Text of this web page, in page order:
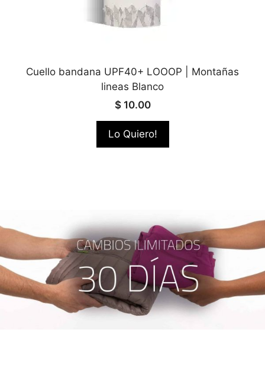
Cuello bandana UPF40+ LOOOP | Montañas
lineas Blanco
$10.00
Lo Quiero!